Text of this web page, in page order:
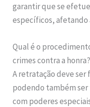
garantir que se
específicos, afetando
Qual é o
crimes contra a honra?
A retratação deve ser
podendo também
com poderes